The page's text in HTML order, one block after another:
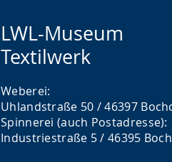
LWL-Museum
Textilwerk
Weberei:
Uhlandstraße 50 / 46397
Spinnerei (auch Postadresse):
Industriestraße 5 / 46395